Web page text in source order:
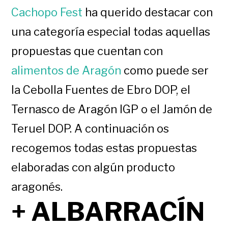
Cachopo Fest ha querido destacar con
una categoría especial todas aquellas
propuestas que cuentan con
alimentos de Aragón como puede ser
la Cebolla Fuentes de Ebro DOP, el
Ternasco de Aragón IGP o el Jamón de
Teruel DOP. A continuación os
recogemos todas estas propuestas
elaboradas con algún producto
aragonés.
+ ALBARRACÍN